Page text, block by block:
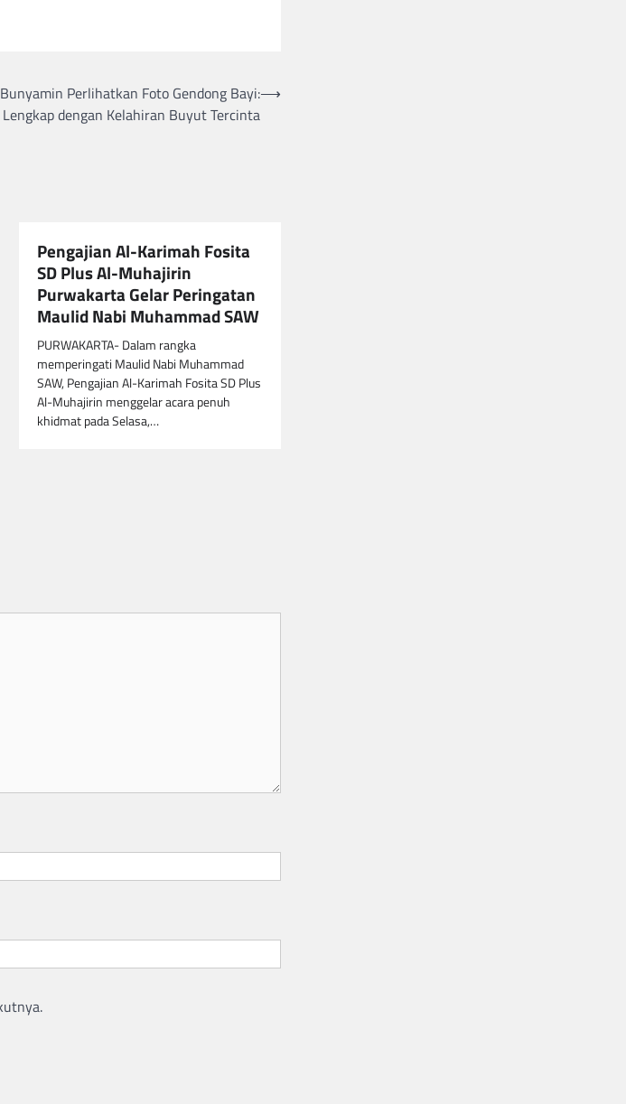
Perlihatkan Foto Gendong Bayi:
Lengkap dengan Kelahiran Buyut Tercinta
⟶
Pengajian Al-Karimah Fosita
SD Plus Al-Muhajirin
Purwakarta Gelar Peringatan
Maulid Nabi Muhammad SAW
PURWAKARTA- Dalam rangka
memperingati Maulid Nabi Muhammad
SAW, Pengajian Al-Karimah Fosita SD Plus
Al-Muhajirin menggelar acara penuh
khidmat pada Selasa,…